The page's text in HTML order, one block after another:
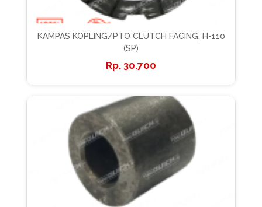
KAMPAS KOPLING/PTO CLUTCH FACING, H-110
(SP)
30.700